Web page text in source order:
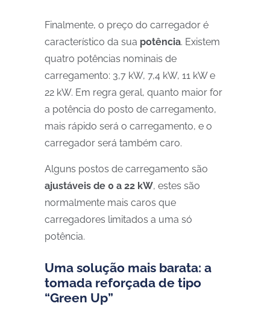
Finalmente, o preço do carregador é
característico da sua potência. Existem
quatro potências nominais de
carregamento: 3,7 kW, 7,4 kW, 11 kW e
22 kW. Em regra geral, quanto maior for
a potência do posto de carregamento,
mais rápido será o carregamento, e o
carregador será também caro.
Alguns postos de carregamento são
ajustáveis de 0 a 22 kW, estes são
normalmente mais caros que
carregadores limitados a uma só
potência.
Uma solução mais barata: a
tomada reforçada de tipo
“Green Up”